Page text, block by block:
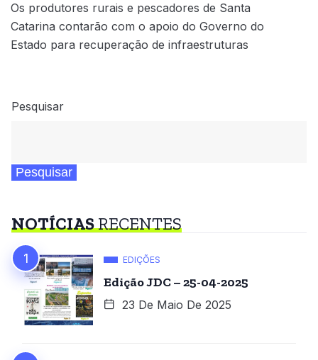
Os produtores rurais e pescadores de Santa
Catarina contarão com o apoio do Governo do
Estado para recuperação de infraestruturas
Pesquisar
Pesquisar
NOTÍCIASRECENTES
EDIÇÕES
Edição JDC – 25-04-2025
23 De Maio De 2025